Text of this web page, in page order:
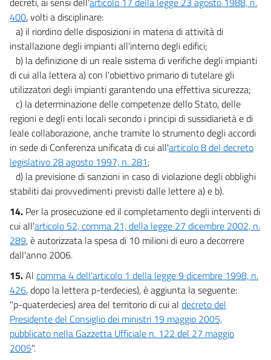
400, volti a disciplinare:
a) il riordino delle disposizioni in materia di attività di
installazione degli impianti all'interno degli edifici;
b) la definizione di un reale sistema di verifiche degli impianti
di cui alla lettera a) con l'obiettivo primario di tutelare gli
utilizzatori degli impianti garantendo una effettiva sicurezza;
c) la determinazione delle competenze dello Stato, delle
regioni e degli enti locali secondo i principi di sussidiarietà e di
leale collaborazione, anche tramite lo strumento degli accordi
in sede di Conferenza unificata di cui all'articolo 8 del decreto
legislativo 28 agosto 1997, n. 281;
d) la previsione di sanzioni in caso di violazione degli obblighi
stabiliti dai provvedimenti previsti dalle lettere a) e b).
14. Per la prosecuzione ed il completamento degli interventi di
cui all'articolo 52, comma 21, della legge 27 dicembre 2002, n.
289, è autorizzata la spesa di 10 milioni di euro a decorrere
dall'anno 2006.
15.Al comma 4 dell'articolo 1 della legge 9 dicembre 1998, n.
426, dopo la lettera p-terdecies), è aggiunta la seguente:
"p-quaterdecies) area del territorio di cui al decreto del
Presidente del Consiglio dei ministri 19 maggio 2005,
pubblicato nella Gazzetta Ufficiale n. 122 del 27 maggio
2005".